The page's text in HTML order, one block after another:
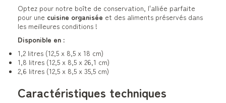
Optez pour notre boîte de conservation, l'alliée parfaite
pour une cuisine organisée et des aliments préservés dans
les meilleures conditions !
Disponible en :
1,2 litres (12,5 x 8,5 x 18 cm)
1,8 litres (12,5 x 8,5 x 26,1 cm)
2,6 litres (12,5 x 8,5 x 35,5 cm)
Caractéristiques techniques